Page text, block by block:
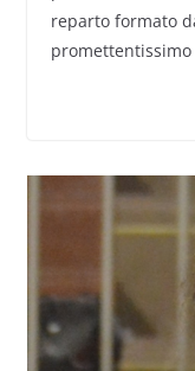
reparto formato
promettentissimo